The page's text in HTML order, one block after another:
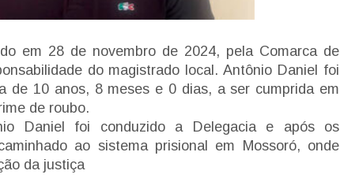
em 28 de novembro de 2024, pela Comarca de
do magistrado local. Antônio Daniel foi
de 10 anos, 8 meses e 0 dias, a ser cumprida em
de roubo.
Daniel foi conduzido a Delegacia e após os
ao sistema prisional em Mossoró, onde
da justiça